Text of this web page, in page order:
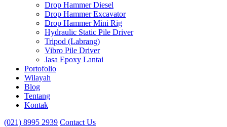
Drop Hammer Diesel
Drop Hammer Excavator
Drop Hammer Mini Rig
Hydraulic Static Pile Driver
Tripod (Labrang)
Vibro Pile Driver
Jasa Epoxy Lantai
Portofolio
Wilayah
Blog
Tentang
Kontak
(021) 8995 2939 Contact Us